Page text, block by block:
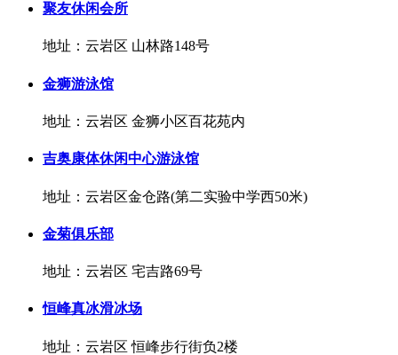
聚友休闲会所
地址：云岩区 山林路148号
金狮游泳馆
地址：云岩区 金狮小区百花苑内
吉奥康体休闲中心游泳馆
地址：云岩区金仓路(第二实验中学西50米)
金菊俱乐部
地址：云岩区 宅吉路69号
恒峰真冰滑冰场
地址：云岩区 恒峰步行街负2楼